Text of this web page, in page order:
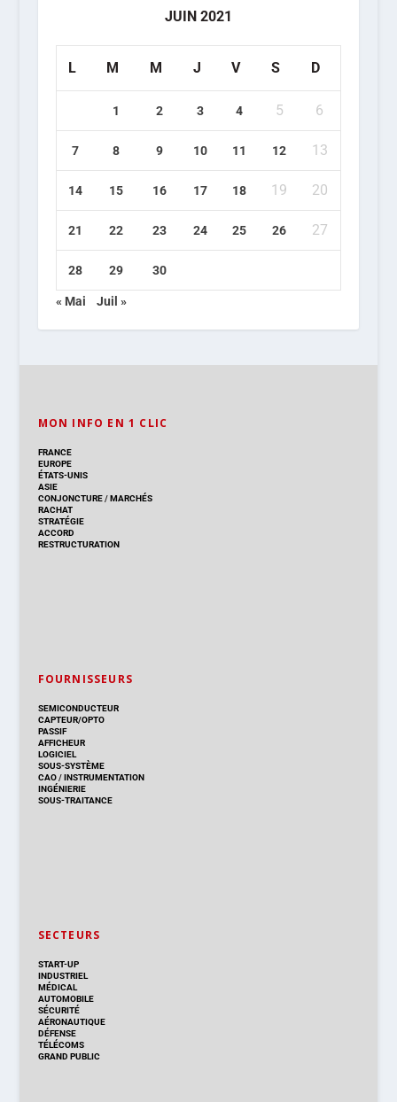
JUIN 2021
L M M J V S D
1 2 3 4 5 6
7 8 9 10 11 12 13
14 15 16 17 18 19 20
21 22 23 24 25 26 27
28 29 30
« Mai Juil »
MON INFO EN 1 CLIC
FRANCE
EUROPE
ÉTATS-UNIS
ASIE
CONJONCTURE/MARCHÉS
RACHAT
STRATÉGIE
ACCORD
RESTRUCTURATION
FOURNISSEURS
SEMICONDUCTEUR
CAPTEUR/OPTO
PASSIF
AFFICHEUR
LOGICIEL
SOUS-SYSTÈME
CAO/INSTRUMENTATION
INGÉNIERIE
SOUS-TRAITANCE
SECTEURS
START-UP
INDUSTRIEL
MÉDICAL
AUTOMOBILE
SÉCURITÉ
AÉRONAUTIQUE
DÉFENSE
TÉLÉCOMS
GRAND PUBLIC